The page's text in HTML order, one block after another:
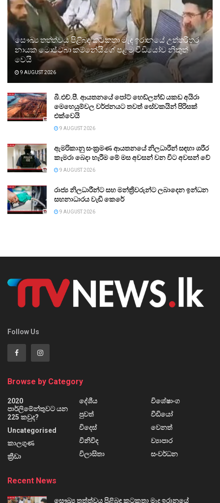
සෞඛ්‍ය තත්ත්වය පිළිබඳ කටකතා මැද ඉරානයේ උත්තරීතර
නායක මොජ්ටබා කම්නේයිගේ පළමු වීඩියෝව නිකුත්
වෙයි
9 AUGUST 2026
බී.එච්.පී. ආයතනයේ පෝට් හෙඩ්ලන්ඩ් යකඩ අයිරා
මෙහෙයුම්වල වර්ජනයට තවත් සේවකයින් පිරිසක්
එක්වෙයි
9 AUGUST 2026
ඇමරිකානු සංක්‍රමණ ආයතනයේ නිලධාරීන් සඳහා ශරීර
කැමරා බෙදා හැරීම මේ මස අවසන් වන විට අවසන් වේ
9 AUGUST 2026
රාජ්‍ය නිලධාරීන්ට සහ මන්ත්‍රීවරුන්ට ලබාදෙන ඉන්ධන
සහනාධාරය වැඩි කෙරේ
9 AUGUST 2026
Follow Us
Browse by Category
2020
පාර්ලිමේන්තුවට යන
225 කවුද?
Uncategorised
කාලගුණ
ක්‍රීඩා
දේශීය
පුවත්
විදෙස්
විනිවිද
විලාසිතා
විශේෂාංග
වීඩියෝ
වෙනත්
ව්‍යාපාර
සංවර්ධන
Recent News
සෞඛ්‍ය තත්ත්වය පිළිබඳ කටකතා මැද ඉරානයේ